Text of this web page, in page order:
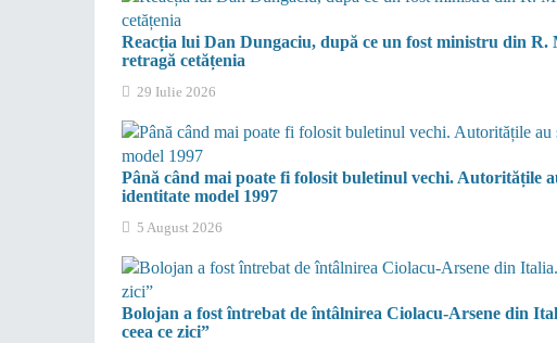
Reacția lui Dan Dungaciu, după ce un fost ministru din R.
retragă cetățenia
29 Iulie 2026
Până când mai poate fi folosit buletinul vechi. Autoritățile
identitate model 1997
5 August 2026
Bolojan a fost întrebat de întâlnirea Ciolacu-Arsene din
ceea ce zici”